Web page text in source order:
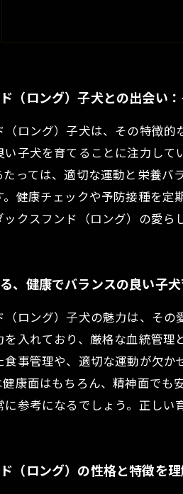
初心者でも安心！ミニ
これから迎えるあなたへ
（ロング）子犬との出会い
ロング）子犬は、その特徴
子犬を育てることに注力し
っては、適切な運動と栄養
健康チェックや予防接種を
クスフンド（ロング）の愛ら
、健康でバランスの良い子
ロング）子犬の魅力は、そ
入れており、厳格な血統管
事管理や、適切な運動が欠
康面はもちろん、精神面で
参考になるでしょう。正しい
（ロング）の性格と特徴を